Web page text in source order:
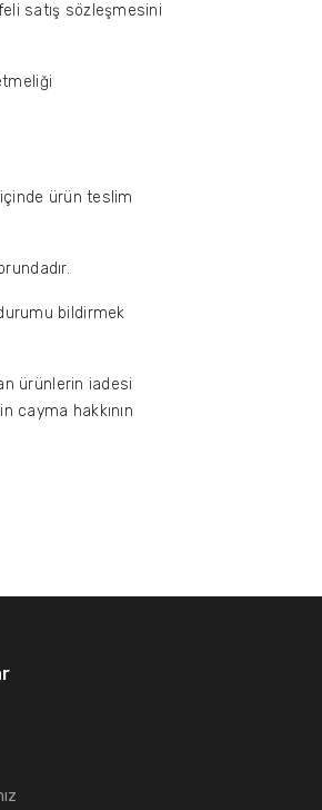
satış sözleşmesini
ürün teslim
bildirmek
ürünlerin iadesi
cayma hakkının